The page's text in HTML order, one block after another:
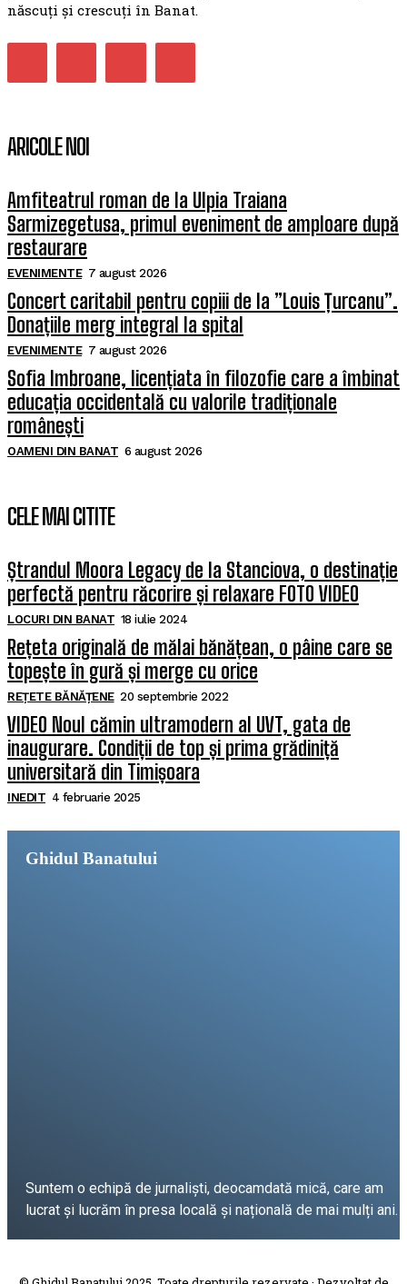
născuți și crescuți în Banat.
ARICOLE NOI
Amfiteatrul roman de la Ulpia Traiana
Sarmizegetusa, primul eveniment de amploare după
restaurare
EVENIMENTE 7 august 2026
Concert caritabil pentru copiii de la ”Louis Țurcanu”.
Donațiile merg integral la spital
EVENIMENTE 7 august 2026
Sofia Imbroane, licențiata în filozofie care a îmbinat
educația occidentală cu valorile tradiționale
românești
OAMENI DIN BANAT 6 august 2026
CELE MAI CITITE
Ștrandul Moora Legacy de la Stanciova, o destinație
perfectă pentru răcorire și relaxare FOTO VIDEO
LOCURI DIN BANAT 18 iulie 2024
Rețeta originală de mălai bănățean, o pâine care se
topește în gură și merge cu orice
REȚETE BĂNĂȚENE 20 septembrie 2022
VIDEO Noul cămin ultramodern al UVT, gata de
inaugurare. Condiții de top și prima grădiniță
universitară din Timișoara
INEDIT 4 februarie 2025
Ghidul Banatului
Suntem o echipă de jurnaliști, deocamdată mică, care am
lucrat și lucrăm în presa locală și națională de mai mulți ani.